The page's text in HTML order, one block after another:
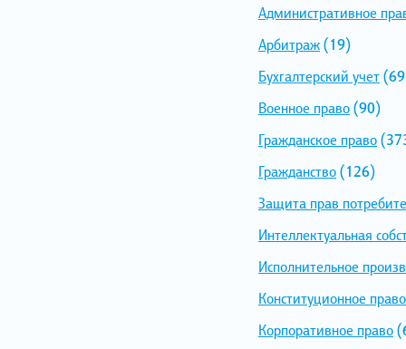
Административное
Арбитраж(19)
Бухгалтерский учет
Военное право(90)
Гражданское право
Гражданство(126)
Защита прав
Интеллектуальная
Исполнительное
Конституционное право
Корпоративное право